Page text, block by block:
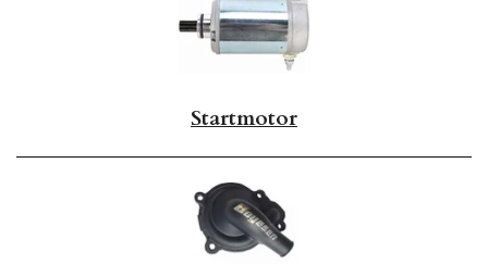
Startmotor